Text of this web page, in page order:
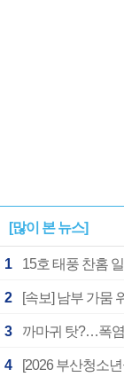
[많이 본 뉴스]
1 15호 태풍 찬홈
2 [속보] 남부 가뭄
3 까마귀 탓?…폭
4